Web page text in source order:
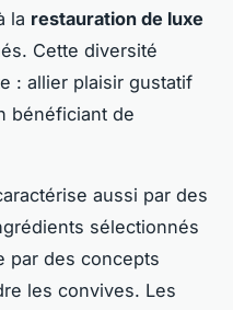
la restauration de luxe
Cette diversité
: allier plaisir gustatif
bénéficiant de
aussi par des
sélectionnés
par des concepts
les convives. Les